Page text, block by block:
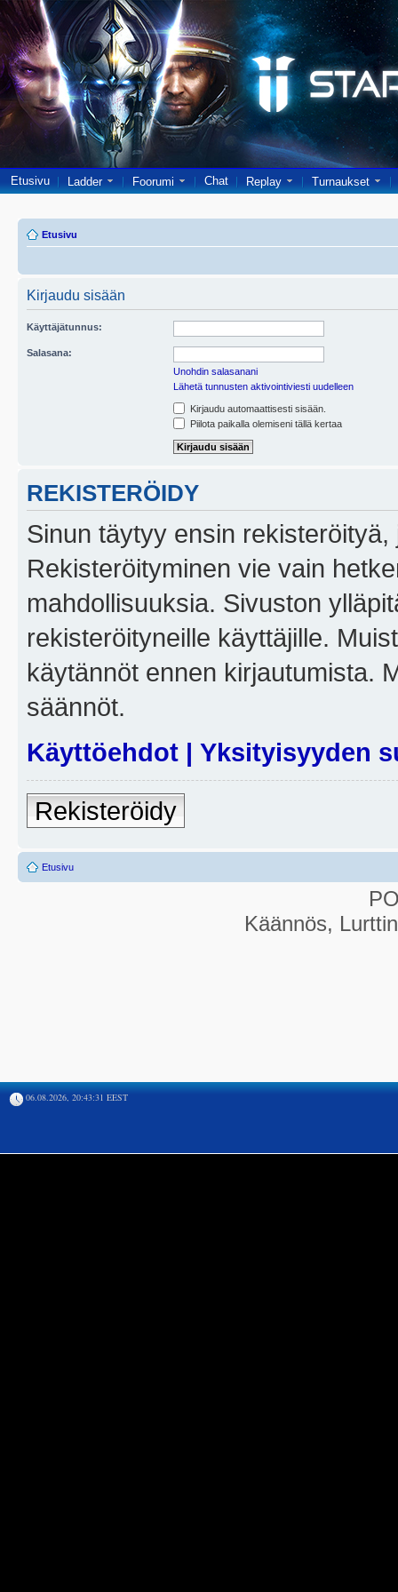
Etusivu Ladder Foorumi Chat Replay Turnaukset
Etusivu
Kirjaudu sisään
Käyttäjätunnus:
Salasana:
Unohdin salasanani
Lähetä tunnusten aktivointiviesti uudelleen
Kirjaudu automaattisesti sisään.
Piilota paikalla olemiseni tällä kertaa
REKISTERÖIDY
Sinun täytyy ensin
Rekisteröityminen vie vain
mahdollisuuksia. Sivuston
rekisteröityneille käyttäjille.
käytännöt ennen kirjautumista.
säännöt.
Käyttöehdot | Yksityisyyden
Rekisteröidy
Etusivu
Käännös,
06.08.2026, 20:43:31 EEST